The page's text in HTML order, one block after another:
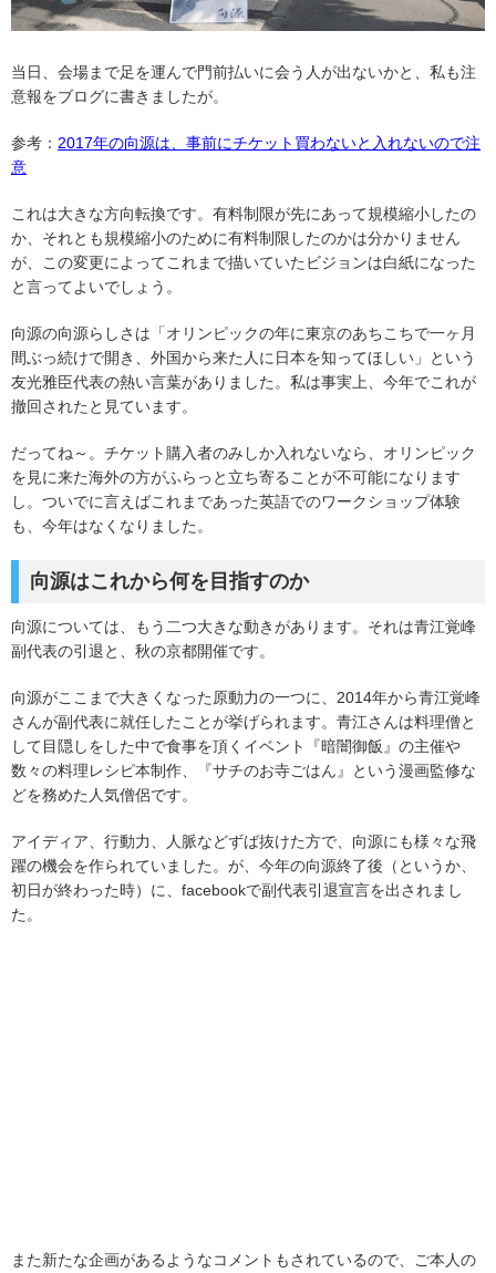
当日、会場まで足を運んで門前払いに会う人が出ないかと、私も注
意報をブログに書きましたが。
参考： 2017年の向源は、事前にチケット買わないと入れないので注
意
これは大きな方向転換です。有料制限が先にあって規模縮小したの
か、それとも規模縮小のために有料制限したのかは分かりません
が、この変更によってこれまで描いていたビジョンは白紙になった
と言ってよいでしょう。
向源の向源らしさは「オリンピックの年に東京のあちこちで一ヶ月
間ぶっ続けで開き、外国から来た人に日本を知ってほしい」という
友光雅臣代表の熱い言葉がありました。私は事実上、今年でこれが
撤回されたと見ています。
だってね～。チケット購入者のみしか入れないなら、オリンピック
を見に来た海外の方がふらっと立ち寄ることが不可能になります
し。ついでに言えばこれまであった英語でのワークショップ体験
も、今年はなくなりました。
向源はこれから何を目指すのか
向源については、もう二つ大きな動きがあります。それは青江覚峰
副代表の引退と、秋の京都開催です。
向源がここまで大きくなった原動力の一つに、2014年から青江覚峰
さんが副代表に就任したことが挙げられます。青江さんは料理僧と
して目隠しをした中で食事を頂くイベント『暗闇御飯』の主催や
数々の料理レシピ本制作、『サチのお寺ごはん』という漫画監修な
どを務めた人気僧侶です。
アイディア、行動力、人脈などずば抜けた方で、向源にも様々な飛
躍の機会を作られていました。が、今年の向源終了後（というか、
初日が終わった時）に、facebookで副代表引退宣言を出されまし
た。
また新たな企画があるようなコメントもされているので、ご本人の